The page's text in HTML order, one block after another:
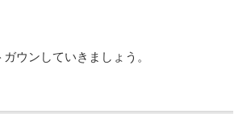
ウンしていきましょう。